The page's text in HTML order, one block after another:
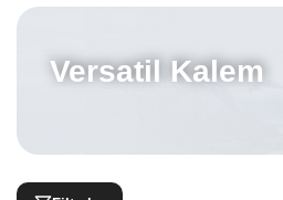
Versatil Kalem